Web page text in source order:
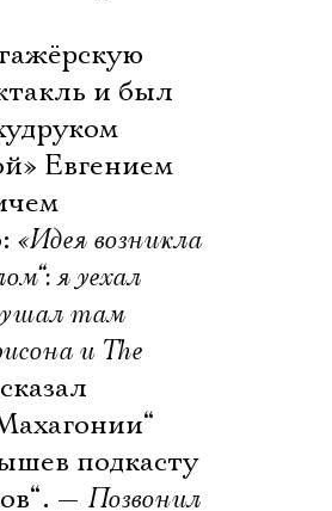
и был
Евгением
«Идея возникла
я уехал
там
и The
подкасту
— Позвонил